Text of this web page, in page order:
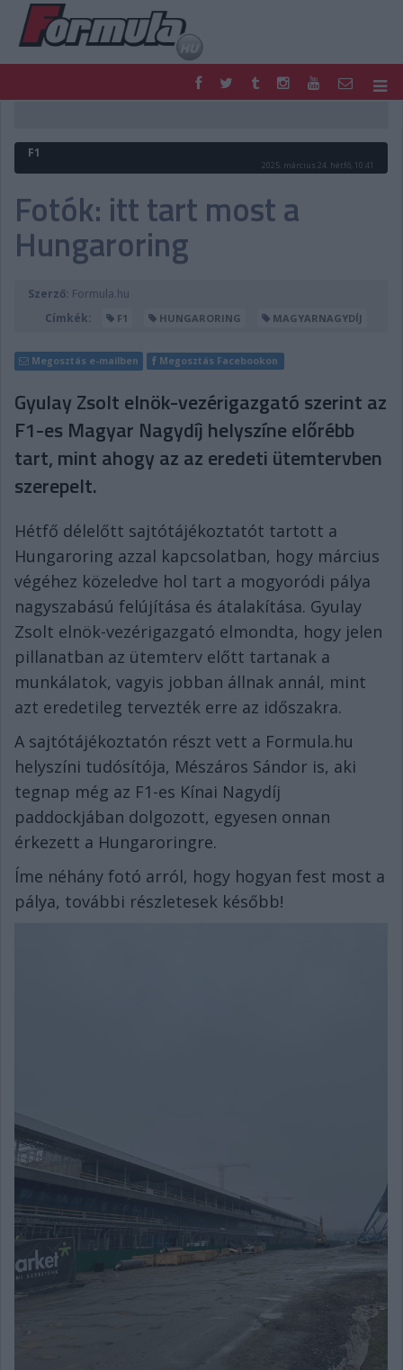
FORMULA
MOTOR
PODCAST
SHOP
LIVE
DIGITÁLIS MAGAZIN
F1
2025. március 24. hétfő, 10:41
Fotók: itt tart most a
Hungaroring
Szerző: Formula.hu
Címkék:
F1 HUNGARORING MAGYARNAGYDÍJ
Megosztás e-mailben Megosztás Facebookon
Gyulay Zsolt elnök-vezérigazgató szerint az
F1-es Magyar Nagydíj helyszíne előrébb
tart, mint ahogy az az eredeti ütemtervben
szerepelt.
Hétfő délelőtt sajtótájékoztatót tartott a
Hungaroring azzal kapcsolatban, hogy március
végéhez közeledve hol tart a mogyoródi pálya
nagyszabású felújítása és átalakítása. Gyulay
Zsolt elnök-vezérigazgató elmondta, hogy jelen
pillanatban az ütemterv előtt tartanak a
munkálatok, vagyis jobban állnak annál, mint
azt eredetileg tervezték erre az időszakra.
A sajtótájékoztatón részt vett a Formula.hu
helyszíni tudósítója, Mészáros Sándor is, aki
tegnap még az F1-es Kínai Nagydíj
paddockjában dolgozott, egyesen onnan
érkezett a Hungaroringre.
Íme néhány fotó arról, hogy hogyan fest most a
pálya, további részletesek később!